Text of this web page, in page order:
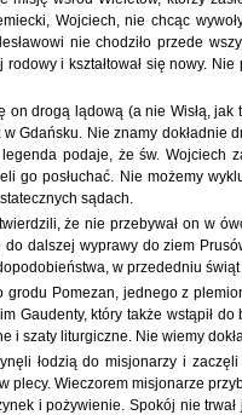
Wojciech, nie chcąc
nie chodziło przede
i kształtował się nowy.
drogą lądową (a nie Wisłą,
Nie znamy dokładnie
podaje, że św. Wojciech
posłuchać. Nie możemy
sądach.
że nie przebywał on w
dalszej wyprawy do ziem
w przededniu
Pomezan, jednego z
Gaudenty, który także wstąpił
szaty liturgiczne. Nie wiemy
łodzią do misjonarzy i
Wieczorem misjonarze
i pożywienie. Spokój nie